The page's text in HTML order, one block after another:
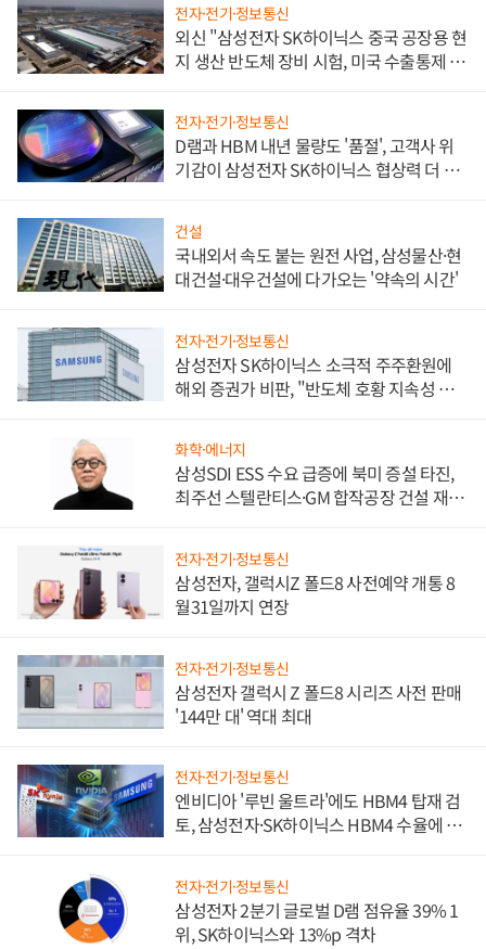
전자·전기·정보통신
외신 "삼성전자 SK하이닉스 중국 공장용 현
지 생산 반도체 장비 시험, 미국 수출통제 대
전자·전기·정보통신
D램과 HBM 내년 물량도 '품절', 고객사 위
기감이 삼성전자 SK하이닉스 협상력 더 키
건설
국내외서 속도 붙는 원전 사업, 삼성물산·현
대건설·대우건설에 다가오는 '약속의 시간'
전자·전기·정보통신
삼성전자 SK하이닉스 소극적 주주환원에
해외 증권가 비판, "반도체 호황 지속성 의
화학·에너지
삼성SDI ESS 수요 급증에 북미 증설 타진,
최주선 스텔란티스·GM 합작공장 건설 재추
전자·전기·정보통신
삼성전자, 갤럭시Z 폴드8 사전예약 개통 8
월31일까지 연장
전자·전기·정보통신
삼성전자 갤럭시 Z 폴드8 시리즈 사전 판매
'144만 대' 역대 최대
전자·전기·정보통신
엔비디아 '루빈 울트라'에도 HBM4 탑재 검
토, 삼성전자·SK하이닉스 HBM4 수율에 주
전자·전기·정보통신
삼성전자 2분기 글로벌 D램 점유율 39% 1
위, SK하이닉스와 13%p 격차